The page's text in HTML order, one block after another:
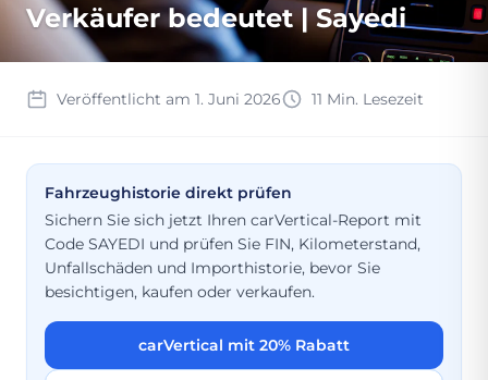
Verkäufer bedeutet | Sayedi
Veröffentlicht am 1. Juni 2026 11 Min. Lesezeit
Fahrzeughistorie direkt prüfen
Sichern Sie sich jetzt Ihren carVertical-Report mit
Code SAYEDI und prüfen Sie FIN, Kilometerstand,
Unfallschäden und Importhistorie, bevor Sie
besichtigen, kaufen oder verkaufen.
carVertical mit 20% Rabatt